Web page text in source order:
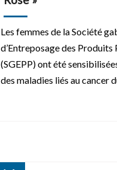
Les femmes de la Société
d’Entreposage des Produits
(SGEPP) ont été
des maladies liés au cancer